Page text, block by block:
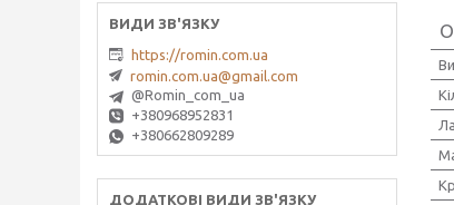
https://romin.com.ua
romin.com.ua@gmail.com
@Romin_com_ua
+380968952831
+380662809289